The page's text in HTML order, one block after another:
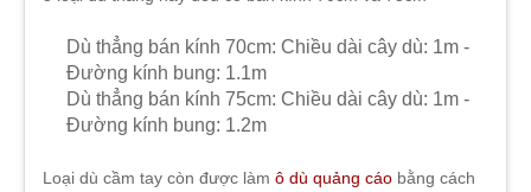
Dù thẳng bán kính 70cm: Chiều dài cây dù: 1m -
Đường kính bung: 1.1m
Dù thẳng bán kính 75cm: Chiều dài cây dù: 1m -
Đường kính bung: 1.2m
Loại dù cầm tay còn được làm ô dù quảng cáo bằng cách